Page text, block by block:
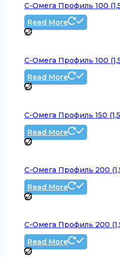
C-Омега Профиль 100
Read More
C-Омега Профиль 100
Read More
C-Омега Профиль 150
Read More
C-Омега Профиль 200
Read More
C-Омега Профиль 200
Read More